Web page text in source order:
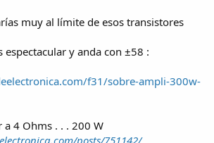
muy al límite de esos transistores
espectacular y anda con ±58 :
f31/sobre-ampli-300w-
a 4 Ohms . . . 200 W
posts/751142/